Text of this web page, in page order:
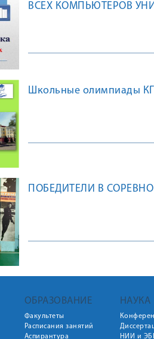
ВСЕХ КОМПЬЮТЕРОВ
Школьные олимпиады
ПОБЕДИТЕЛИ В
ОБРАЗОВАНИЕ
Факультеты
Расписания занятий
Аспирантура
НАУКА
НИИ и